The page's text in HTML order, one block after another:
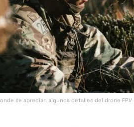
se aprecian algunos detalles del drone